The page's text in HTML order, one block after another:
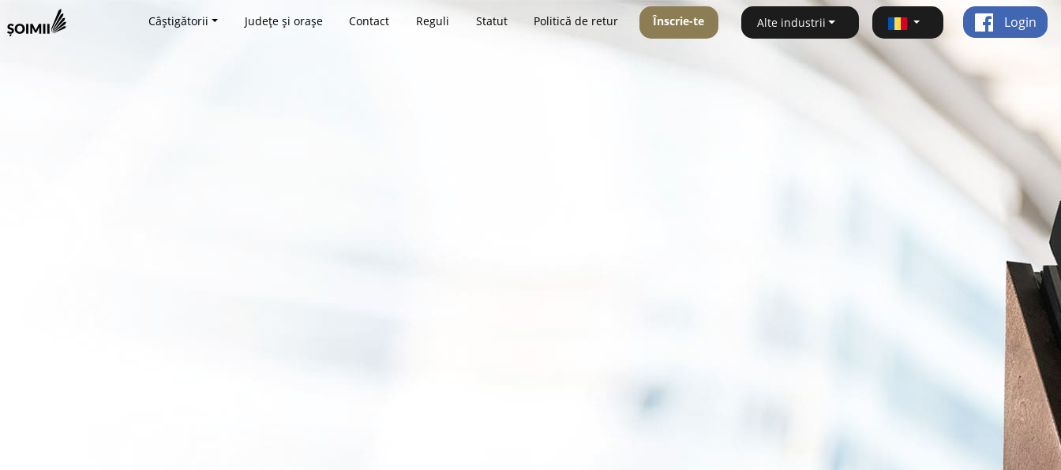
Câștigătorii Județe și orașe Contact Reguli Statut Politică de retur Înscrie-te Alte industrii Login